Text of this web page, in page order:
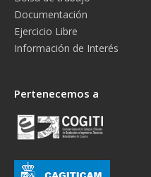
Documentación
Ejercicio Libre
Información de Interés
Pertenecemos a